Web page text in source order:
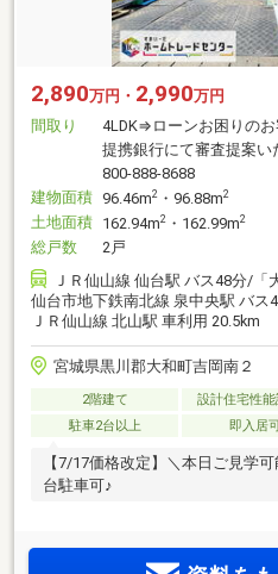
2,890万円・ 2,990万円
間取り
4LDK⇒ローンお困りの
提携銀行にて審査提案
800-888-8688
建物面積 96.46m2 ・96.88m2
土地面積 162.94m2 ・162.99m2
総戸数
2戸
ＪＲ仙山線 仙台駅 バス48分/
仙台市地下鉄南北線 泉中央駅 バス
ＪＲ仙山線 北山駅 車利用 20.5km
宮城県黒川郡大和町吉岡南２
2階建て 設計住宅性
駐車2台以上
即入居
【7/17価格改定】＼本日ご見学
台駐車可♪